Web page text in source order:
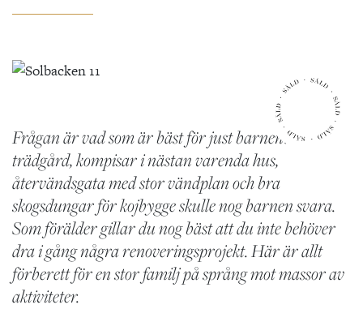
Frågan är vad som är bäst för just barnen? Plan
trädgård, kompisar i nästan varenda hus,
återvändsgata med stor vändplan och bra
skogsdungar för kojbygge skulle nog barnen svara.
Som förälder gillar du nog bäst att du inte behöver
dra i gång några renoveringsprojekt. Här är allt
förberett för en stor familj på språng mot massor av
aktiviteter.